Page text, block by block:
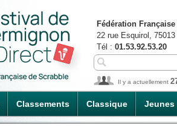
Classements Classique Jeunes
Fédération
22 rue Esquirol,
Tél : 01.53.92.53.20
Il y a actuellement